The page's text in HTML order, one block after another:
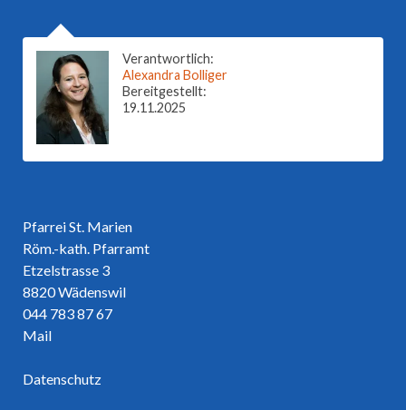
Pfarrei St. Marien
Röm.-kath. Pfarramt
Etzelstrasse 3
8820 Wädenswil
044 783 87 67
Mail
Datenschutz
Verantwortlich:
Alexandra Bolliger
Bereitgestellt:
19.11.2025